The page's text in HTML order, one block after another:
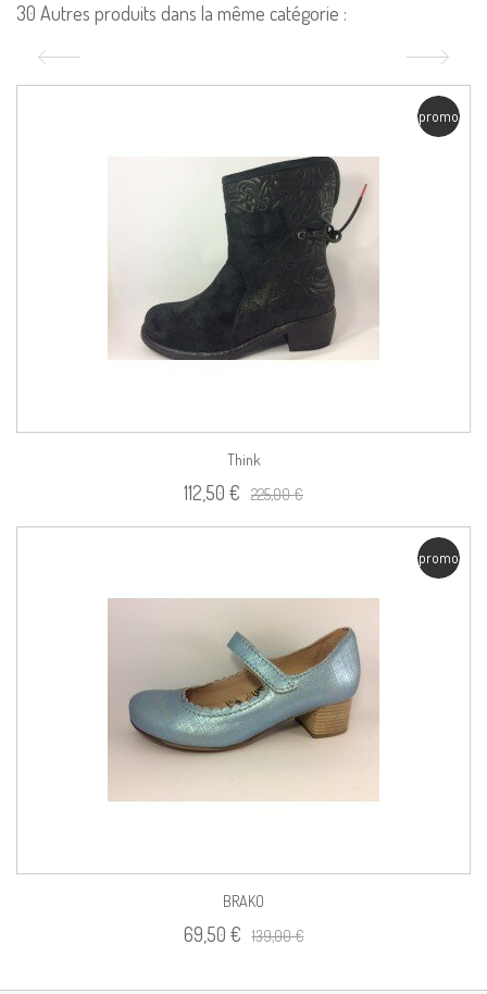
30 Autres produits dans la même catégorie :
promo
Think
112,50 € 225,00 €
promo
BRAKO
69,50 € 139,00 €